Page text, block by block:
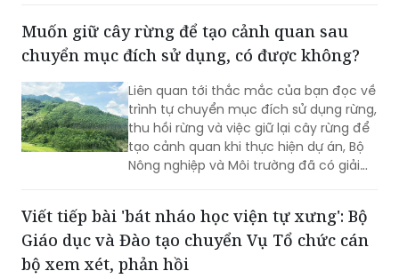
Muốn giữ cây rừng để tạo cảnh quan sau
chuyển mục đích sử dụng, có được không?
Liên quan tới thắc mắc của bạn đọc về
trình tự chuyển mục đích sử dụng rừng,
thu hồi rừng và việc giữ lại cây rừng để
tạo cảnh quan khi thực hiện dự án, Bộ
Nông nghiệp và Môi trường đã có giải
Viết tiếp bài 'bát nháo học viện tự xưng': Bộ
Giáo dục và Đào tạo chuyển Vụ Tổ chức cán
bộ xem xét, phản hồi